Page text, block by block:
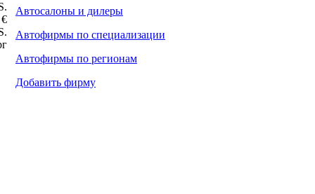
Автосалоны и дилеры
Автофирмы по специализации
Автофирмы по регионам
Добавить фирму